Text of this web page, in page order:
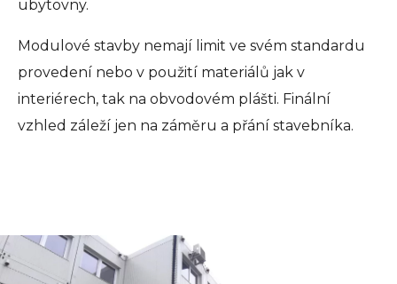
ubytovny.
Modulové stavby nemají limit ve svém standardu
provedení nebo v použití materiálů jak v
interiérech, tak na obvodovém plášti. Finální
vzhled záleží jen na záměru a přání stavebníka.